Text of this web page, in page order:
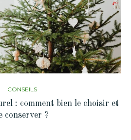
CONSEILS
: comment bien le choisir et
conserver ?